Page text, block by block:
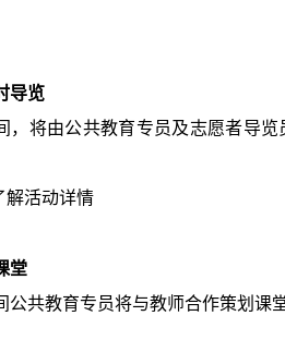
导览
，将由公共教育专员及志愿者导
解活动详情
堂
公共教育专员将与教师合作策划课